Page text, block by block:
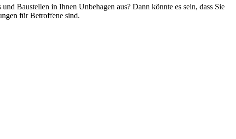
Baustellen in Ihnen Unbehagen aus? Dann könnte es sein, dass Sie
für Betroffene sind.